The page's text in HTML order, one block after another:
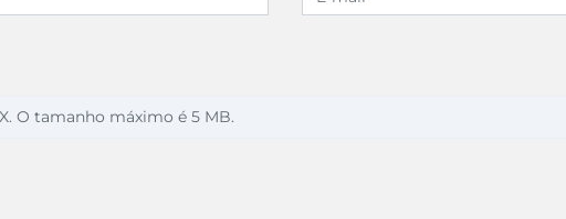
O tamanho máximo é 5 MB.